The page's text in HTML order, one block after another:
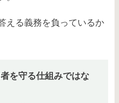
える義務を負っているか
を守る仕組みではな